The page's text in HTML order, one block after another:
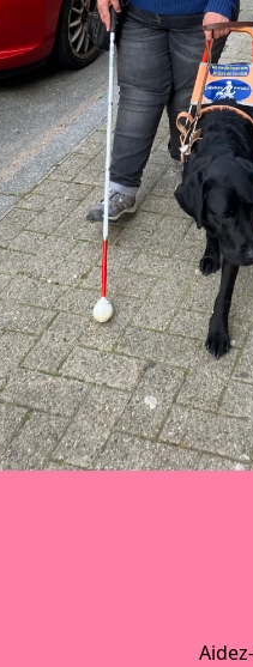
fonctionnelle